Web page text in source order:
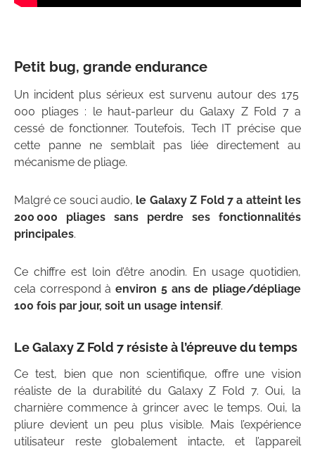
Petit bug, grande endurance
Un incident plus sérieux est survenu autour des 175
000 pliages : le haut-parleur du Galaxy Z Fold 7 a
cessé de fonctionner. Toutefois, Tech IT précise que
cette panne ne semblait pas liée directement au
mécanisme de pliage.
Malgré ce souci audio, le Galaxy Z Fold 7 a atteint les
200 000 pliages sans perdre ses fonctionnalités
principales.
Ce chiffre est loin d’être anodin. En usage quotidien,
cela correspond àenviron 5 ans de pliage/dépliage
100 fois par jour, soit un usage intensif.
Le Galaxy Z Fold 7 résiste à l’épreuve du temps
Ce test, bien que non scientifique, offre une vision
réaliste de la durabilité du Galaxy Z Fold 7. Oui, la
charnière commence à grincer avec le temps. Oui, la
pliure devient un peu plus visible. Mais l’expérience
utilisateur reste globalement intacte, et l’appareil